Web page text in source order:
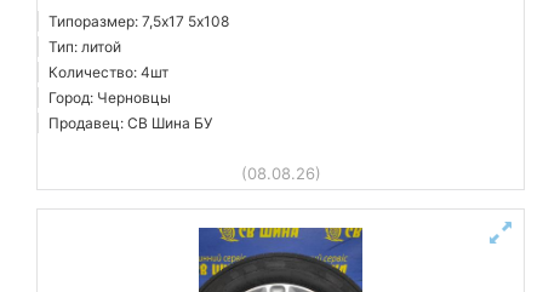
Типоразмер: 7,5x17 5х108
Тип: литой
Количество: 4шт
Город: Черновцы
Продавец: СВ Шина БУ
(08.08.26)